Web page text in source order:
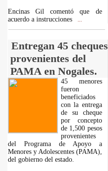
Encinas Gil comentó que de
acuerdo a instrucciones
Entregan 45 cheques
provenientes del
PAMA en Nogales.
45 menores
fueron
beneficiados
con la entrega
de su cheque
por concepto
de 1,500 pesos
provenientes
del Programa de Apoyo a
Menores y Adolescentes (PAMA),
del gobierno del estado.